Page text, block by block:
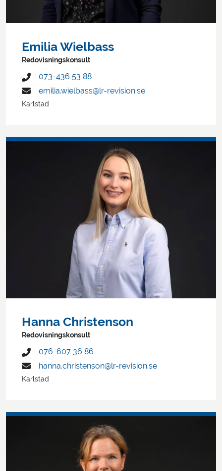
Emilia Wielbass
Redovisningskonsult
073-436 53 88
emilia.wielbass@lr-revision.se
Karlstad
Hanna Christenson
Redovisningskonsult
076-607 36 86
hanna.christenson@lr-revision.se
Karlstad